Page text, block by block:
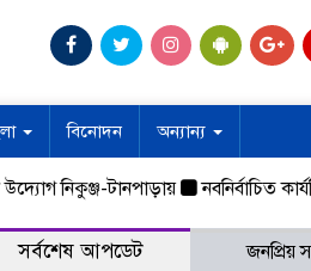
বিনোদন অন্যান্য
নিকুঞ্জ-টানপাড়ায় নবনির্বাচিত
সর্বশেষ আপডেট জনপ্রিয়